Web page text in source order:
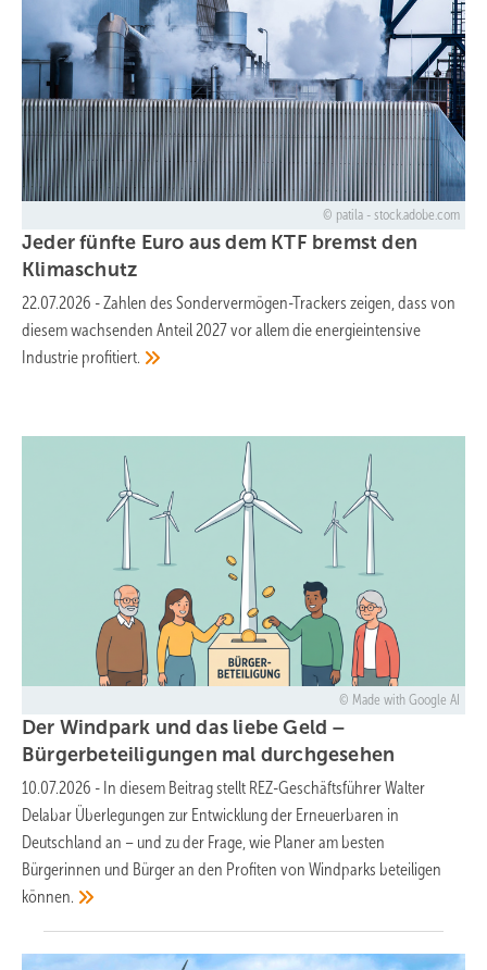
patila - stock.adobe.com
Jeder fünfte Euro aus dem KTF bremst den
Klimaschutz
22.07.2026 -Zahlen des Sondervermögen-Trackers zeigen, dass von
diesem wachsenden Anteil 2027 vor allem die energieintensive
Industrie profitiert.
Made with Google AI
Der Windpark und das liebe Geld –
Bürgerbeteiligungen mal durchgesehen
10.07.2026 - In diesem Beitrag stellt REZ-Geschäftsführer Walter
Delabar Überlegungen zur Entwicklung der Erneuerbaren in
Deutschland an – und zu der Frage, wie Planer am besten
Bürgerinnen und Bürger an den Profiten von Windparks beteiligen
können.